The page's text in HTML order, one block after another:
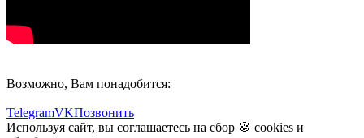
Возможно, Вам понадобится:
TelegramVKПозвонить
Используя сайт, вы соглашаетесь на сбор 🍪 cookies и